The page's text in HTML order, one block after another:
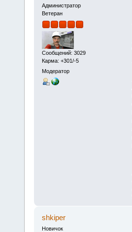
Администратор
Ветеран
Сообщений: 3029
Карма: +301/-5
Модератор
shkiper
Новичок